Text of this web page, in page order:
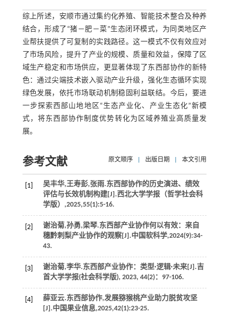
综上所述，安顺市通过集约化养殖、智能技术整合及种养
结合，形成了“猪－肥－菜”生态闭环模式，为同类地区产
业帮扶提供了可复制的实践路径。这一模式不仅有效应对
了市场风险，提升了产业的规模、质量和效益，保障了区
域生产稳定和市场供应，更显著体现了东西部协作的新特
色：通过尖端技术嵌入驱动产业升级，强化生态循环实现
绿色发展，依托市场联动机制稳固利益联结。今后，要进
一步探索西部山地地区“生态产业化、产业生态化”新模
式，将东西部协作制度优势转化为区域养殖业高质量发
展。
参考文献 原文顺序 出版日期 本文引用
[1]
吴丰华,王寿彭,张雨.东西部协作的历史演进、绩效
评估与长效机制构建[J].西北大学学报（哲学社会科
学版） ,2025,55(1):5-16.
[2]
谢治菊,孙勇,梁琴.东西部产业协作何以有效：来自
穗黔刺梨产业协作的观察[J].中国软科学,2024(9):34-
43.
[3] 谢治菊,李华.东西部产业协作：类型·逻辑·未来[J].吉
首大学学报(社会科学版), 2023, 44(2)：97-106.
[4]
薛亚云.东西部协作,发展猕猴桃产业助力脱贫攻坚
[J].中国果业信息,2025,42(1):23-25.